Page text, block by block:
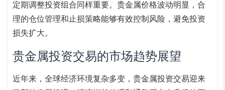
定期调整投资组合同样重要。贵金属价格波动明显，合
理的仓位管理和止损策略能够有效控制风险，避免投资
损失扩大。
贵金属投资交易的市场趋势展望
近年来，全球经济环境复杂多变，贵金属投资交易迎来